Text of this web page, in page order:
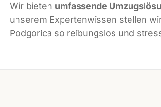
Wir bieten umfassende
unserem Expertenwissen stellen
Podgorica so reibungslos und